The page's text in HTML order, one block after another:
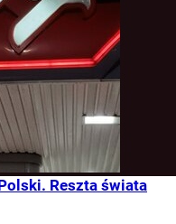
Reszta świata